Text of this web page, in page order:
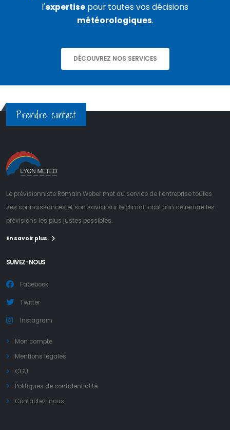
l'expertise pour toutes vos décisions
météorologiques.
DÉCOUVREZ NOS SERVICES
Prendre contact
Le prévisionniste Romain Weber met au service de l’entreprise toutes
ses connaissances et son savoir sur le climat local afin de rendre les
prévisions les plus justes possibles.
En savoir plus
SUIVEZ-NOUS
Facebook
Twitter
Instagram
Mon compte
Mentions légales
CGU
Politiques de confidentialité
Contactez-nous